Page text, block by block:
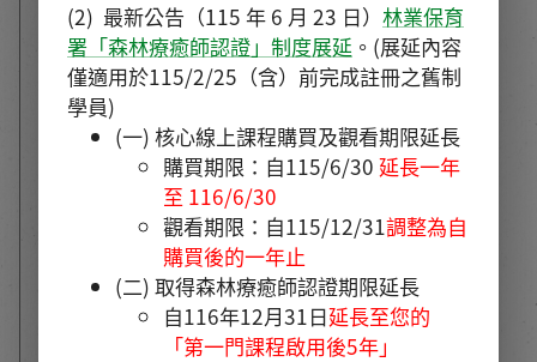
(2)  最新公告（115 年 6 月 23 日） 林業保育
署「森林療癒師認證」制度展延 。(展延內容
僅適用於115/2/25（含）前完成註冊之舊制
學員)
(一) 核心線上課程購買及觀看期限延長
購買期限：自115/6/30 延長一年
至 116/6/30
觀看期限：自115/12/31調整為自
購買後的一年止
(二) 取得森林療癒師認證期限延長
自116年12月31日延長至您的
「第一門課程啟用後5年」